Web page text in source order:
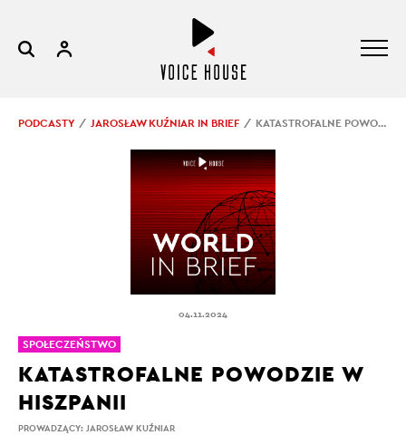
PODCASTY JAROSŁAW KUŹNIAR IN BRIEF KATASTROFALNE POWODZIE W HISZPANII
04.11.2024
PROWADZĄCY: JAROSŁAW KUŹNIAR
KATASTROFALNE POWODZIE W
HISZPANII
SPOŁECZEŃSTWO